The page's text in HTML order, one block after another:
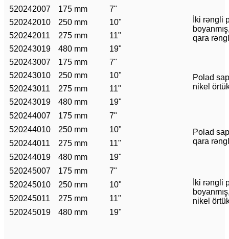
520242007
175 mm
7"
İki rəngli
qara
520242010 250 mm
10"
520242011
275 mm
11"
520243019
480 mm
19"
520243007
175 mm
7"
Polad
nikel
520243010 250 mm
10"
520243011
275 mm
11"
520243019
480 mm
19"
520244007
175 mm
7"
Polad
qara
520244010 250 mm
10"
520244011
275 mm
11"
520244019
480 mm
19"
520245007
175 mm
7"
İki rəngli
nikel
520245010 250 mm
10"
520245011
275 mm
11"
520245019
480 mm 19"